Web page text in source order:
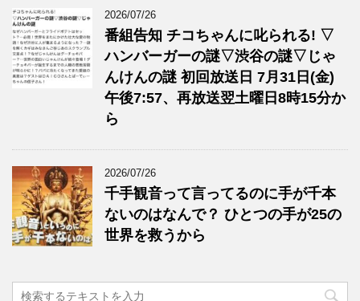
2026/07/26
番組告知 チコちゃんに叱られる! ▽
ハンバーガーの謎▽渋谷の謎▽じゃ
んけんの謎 初回放送日 7月31日(金)
午後7:57、再放送翌土曜日8時15分か
ら
2026/07/26
千手観音って言ってるのに手が千本
ないのはなんで？ ひとつの手が25の
世界を救うから